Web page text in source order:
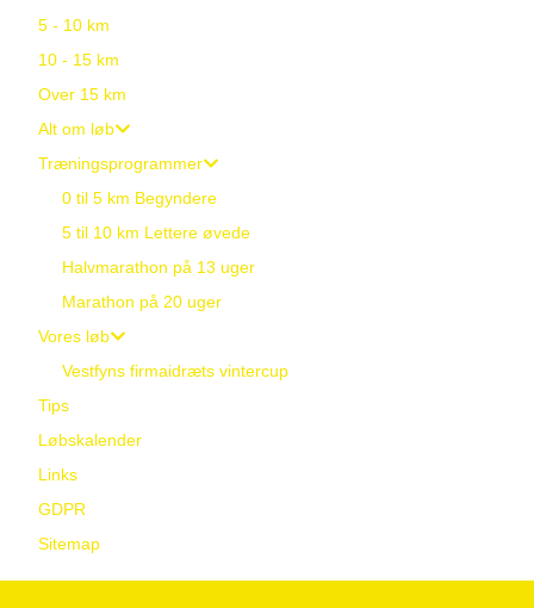
5 - 10 km
10 - 15 km
Over 15 km
Alt om løb
Træningsprogrammer
0 til 5 km Begyndere
5 til 10 km Lettere øvede
Halvmarathon på 13 uger
Marathon på 20 uger
Vores løb
Vestfyns firmaidræts vintercup
Tips
Løbskalender
Links
GDPR
Sitemap